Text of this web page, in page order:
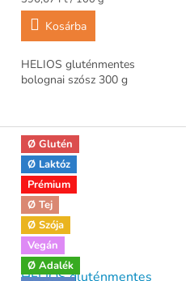
Kosárba
HELIOS gluténmentes
bolognai szósz 300 g
Ø Glutén
Ø Laktóz
Prémium
Ø Tej
Ø Szója
Vegán
Ø Adalék
HELIOS gluténmentes